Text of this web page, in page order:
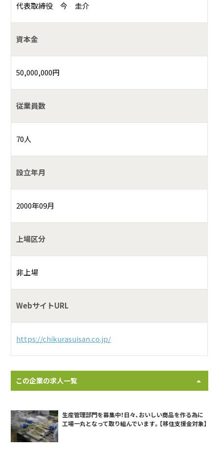
代表取締役 今 圭介
資本金
50,000,000円
従業員数
70人
設立年月
2000年09月
上場区分
非上場
WebサイトURL
https://chikurasuisan.co.jp/
この企業の求人一覧
生産管理部門を募集中！日々、おいしい商品を作る為に
工場一丸となって取り組んでいます。【移住支援金対象】